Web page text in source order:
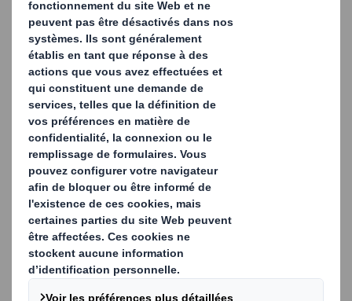
Barquettes Fruits et
Légumes
Afin de répondre à l'évolution des comportements des
consommateurs et aux changements légaux affectant
le paysage de l'emballage alimentaire, DS Smith est fier
de présenter des barquettes de fruits et légumes en
papier. Nous pensons également que la normalisation
logistique devrait créer des stratégies pour transporter
les produits de manière efficace et rentable. Nos experts
seront heureux de comprendre en profondeur votre
activité fruits et légumes et de concevoir avec vous
l'emballage qui répondra le mieux à vos besoins